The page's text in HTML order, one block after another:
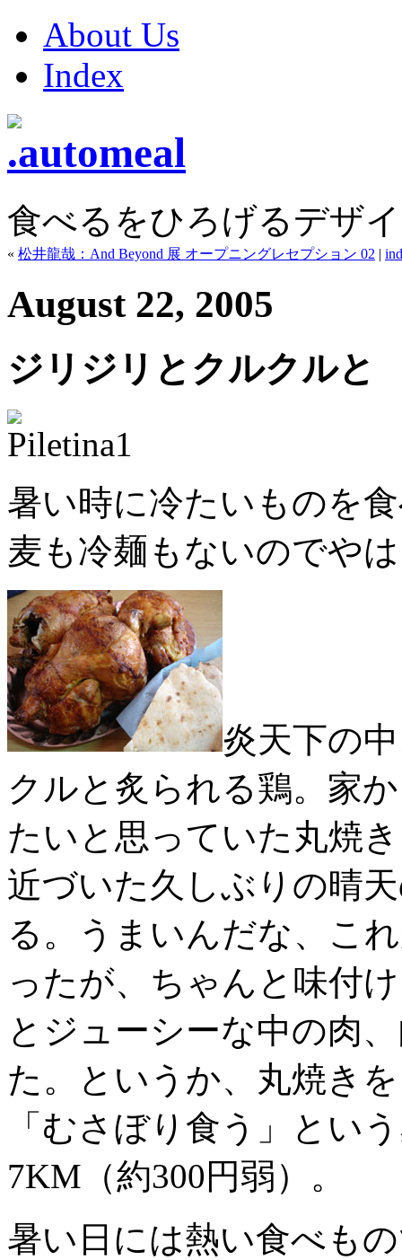
About Us
Index
食べるをひろげるデザ
« 松井龍哉：And Beyond 展 オープニングレセプション 02 |
August 22, 2005
ジリジリとクルクル
暑い時に冷たいものを
麦も冷麺もないのでや
炎天下の
クルと炙られる鶏。家
たいと思っていた丸焼
近づいた久しぶりの晴
る。うまいんだな、こ
ったが、ちゃんと味付
とジューシーな中の肉
た。というか、丸焼き
「むさぼり食う」とい
7KM（約300円弱）。
暑い日には熱い食べも